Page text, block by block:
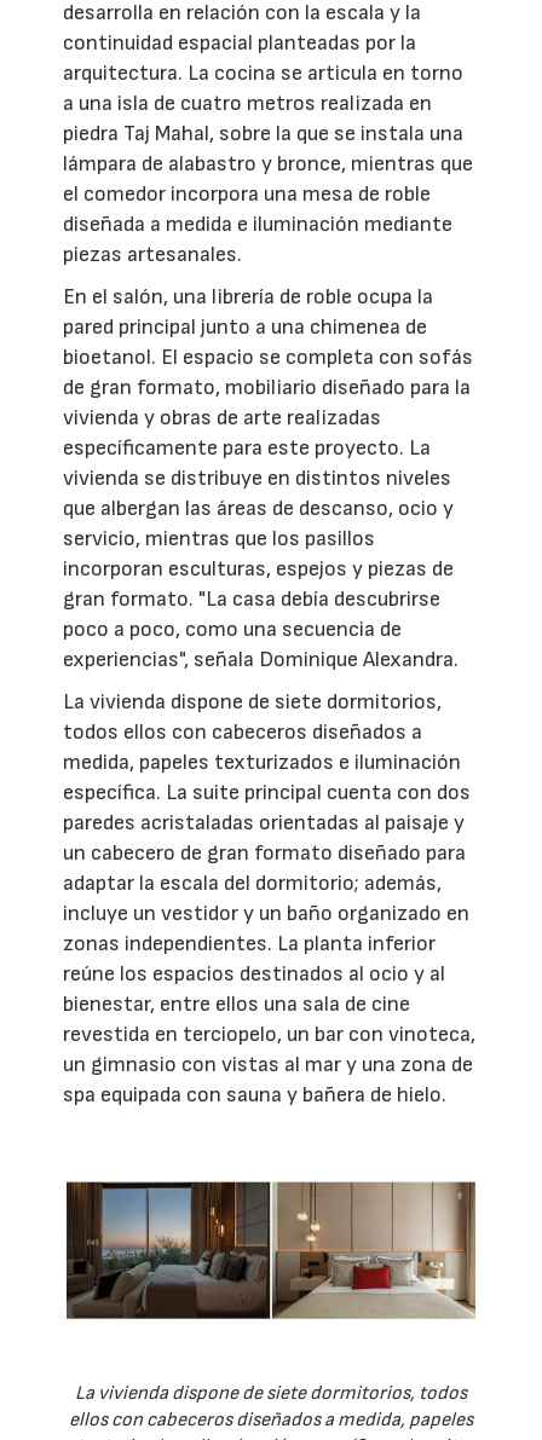
desarrolla en relación con la escala y la
continuidad espacial planteadas por la
arquitectura. La cocina se articula en torno
a una isla de cuatro metros realizada en
piedra Taj Mahal, sobre la que se instala una
lámpara de alabastro y bronce, mientras que
el comedor incorpora una mesa de roble
diseñada a medida e iluminación mediante
piezas artesanales.
En el salón, una librería de roble ocupa la
pared principal junto a una chimenea de
bioetanol. El espacio se completa con sofás
de gran formato, mobiliario diseñado para la
vivienda y obras de arte realizadas
específicamente para este proyecto. La
vivienda se distribuye en distintos niveles
que albergan las áreas de descanso, ocio y
servicio, mientras que los pasillos
incorporan esculturas, espejos y piezas de
gran formato. "La casa debía descubrirse
poco a poco, como una secuencia de
experiencias", señala Dominique Alexandra.
La vivienda dispone de siete dormitorios,
todos ellos con cabeceros diseñados a
medida, papeles texturizados e iluminación
específica. La suite principal cuenta con dos
paredes acristaladas orientadas al paisaje y
un cabecero de gran formato diseñado para
adaptar la escala del dormitorio; además,
incluye un vestidor y un baño organizado en
zonas independientes. La planta inferior
reúne los espacios destinados al ocio y al
bienestar, entre ellos una sala de cine
revestida en terciopelo, un bar con vinoteca,
un gimnasio con vistas al mar y una zona de
spa equipada con sauna y bañera de hielo.
La vivienda dispone de siete dormitorios, todos
ellos con cabeceros diseñados a medida, papeles